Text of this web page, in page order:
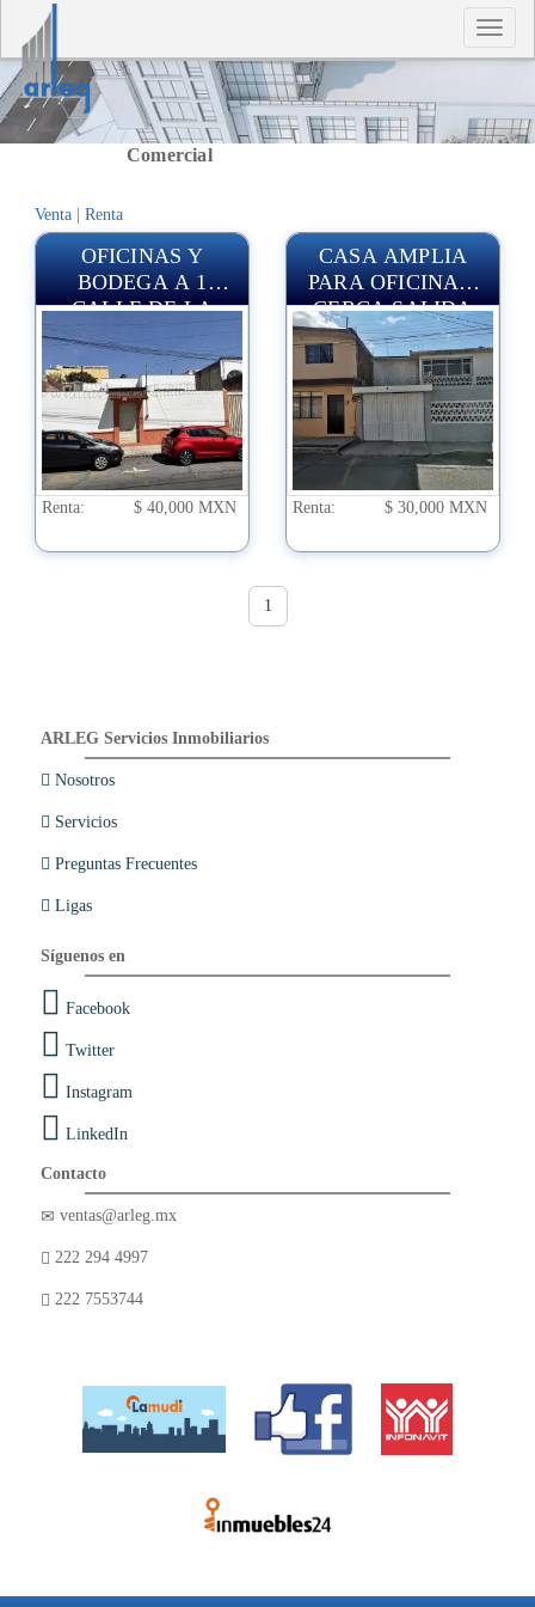
Oficinas
Comercial
Venta Renta
OFICINAS Y
BODEGA A 1
CALLE DE LA
Renta: $ 40,000 MXN
CASA AMPLIA
PARA OFICINAS,
CERCA SALIDA
AUTOPISTA
MEXICO-PUEBLA
Renta: $ 30,000 MXN
1
ARLEG Servicios Inmobiliarios
Nosotros
Servicios
Preguntas Frecuentes
Ligas
Síguenos en
Facebook
Twitter
Instagram
LinkedIn
Contacto
ventas@arleg.mx
222 294 4997
222 7553744